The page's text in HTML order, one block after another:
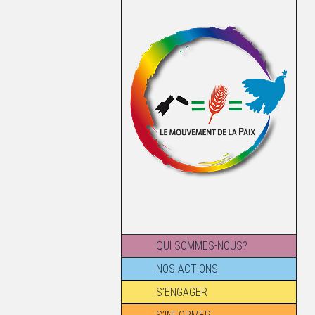
QUI SOMMES-NOUS?
NOS ACTIONS
S’ENGAGER